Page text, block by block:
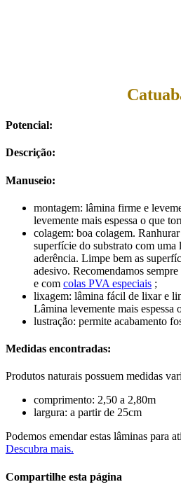
Potencial:
Descrição:
Manuseio:
montagem: lâmina firme e
levemente mais espessa o que
colagem: boa colagem.
superfície do substrato com uma
aderência. Limpe bem as
adesivo. Recomendamos sempre
e com colas PVA especiais ;
lixagem: lâmina fácil de lixar e
Lâmina levemente mais espessa
lustração: permite acabamento
Medidas encontradas:
Produtos naturais possuem medidas
comprimento: 2,50 a 2,80m
largura: a partir de 25cm
Podemos emendar estas lâminas para
Descubra mais.
Compartilhe esta página